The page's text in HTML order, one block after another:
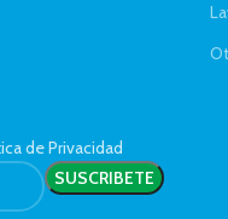
de Privacidad